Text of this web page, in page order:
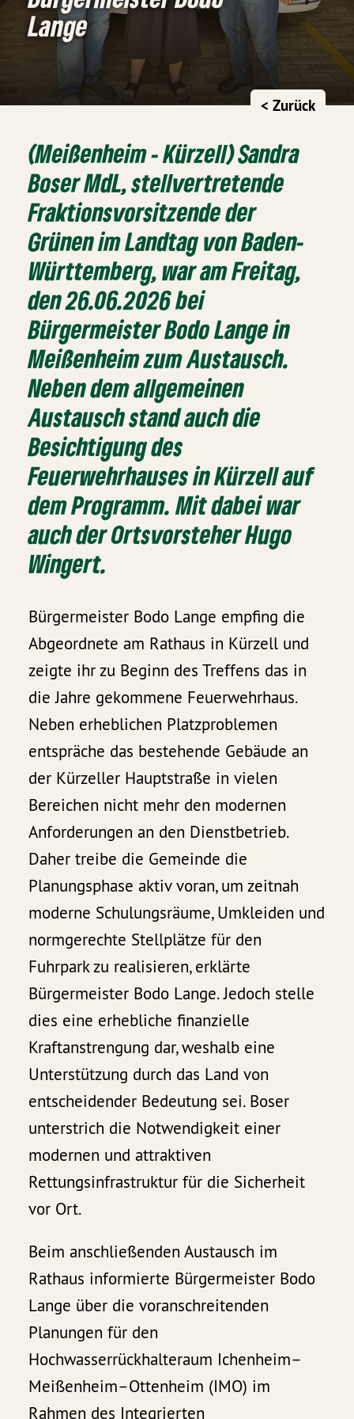
Lange
< Zurück
(Meißenheim - Kürzell)Sandra
Boser MdL, stellvertretende
Fraktionsvorsitzende der
Grünen im Landtag von Baden-
Württemberg, war am Freitag,
den 26.06.2026 bei
Bürgermeister Bodo Lange in
Meißenheim zum Austausch.
Neben dem allgemeinen
Austausch stand auch die
Besichtigung des
Feuerwehrhauses in Kürzell auf
dem Programm. Mit dabei war
auch der Ortsvorsteher Hugo
Wingert.
Bürgermeister Bodo Lange empfing die
Abgeordnete am Rathaus in Kürzell und
zeigte ihr zu Beginn des Treffens das in
die Jahre gekommene Feuerwehrhaus.
Neben erheblichen Platzproblemen
entspräche das bestehende Gebäude an
der Kürzeller Hauptstraße in vielen
Bereichen nicht mehr den modernen
Anforderungen an den Dienstbetrieb.
Daher treibe die Gemeinde die
Planungsphase aktiv voran, um zeitnah
moderne Schulungsräume, Umkleiden und
normgerechte Stellplätze für den
Fuhrpark zu realisieren, erklärte
Bürgermeister Bodo Lange. Jedoch stelle
dies eine erhebliche finanzielle
Kraftanstrengung dar, weshalb eine
Unterstützung durch das Land von
entscheidender Bedeutung sei. Boser
unterstrich die Notwendigkeit einer
modernen und attraktiven
Rettungsinfrastruktur für die Sicherheit
vor Ort.
Beim anschließenden Austausch im
Rathaus informierte Bürgermeister Bodo
Lange über die voranschreitenden
Planungen für den
Hochwasserrückhalteraum Ichenheim–
Meißenheim–Ottenheim (IMO) im
Rahmen des Integrierten